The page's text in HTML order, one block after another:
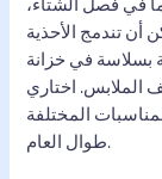
أن تندمج الأحذية
بسلاسة في خزانة
الملابس. اختاري
المختلفة
طوال العام.